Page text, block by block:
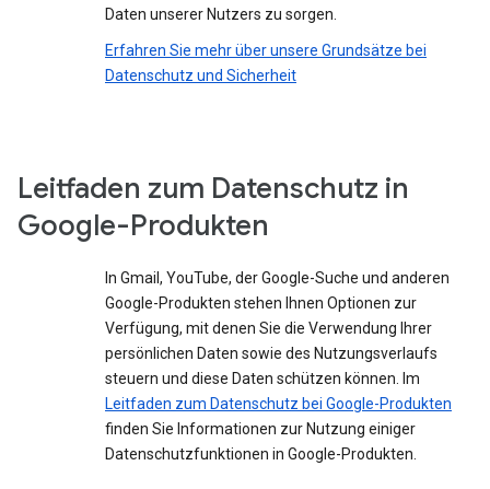
Daten unserer Nutzers zu sorgen.
Erfahren Sie mehr über unsere Grundsätze bei
Datenschutz und Sicherheit
Leitfaden zum Datenschutz in
Google-Produkten
In Gmail, YouTube, der Google-Suche und anderen
Google-Produkten stehen Ihnen Optionen zur
Verfügung, mit denen Sie die Verwendung Ihrer
persönlichen Daten sowie des Nutzungsverlaufs
steuern und diese Daten schützen können. Im
Leitfaden zum Datenschutz bei Google-Produkten
finden Sie Informationen zur Nutzung einiger
Datenschutzfunktionen in Google-Produkten.